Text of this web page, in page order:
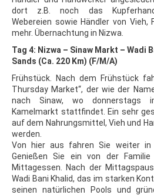
dort z.B. noch das
Webereien sowie Händler von Vieh,
mehr. Übernachtung in Nizwa.
Tag 4: Nizwa – Sinaw Markt – Wadi
Sands (Ca. 220 Km) (F/M/A)
Frühstück. Nach dem Frühstück
Thursday Market“, der wie der
nach Sinaw, wo donnerstags
Kamelmarkt stattfindet. Ein sehr
auf dem Nahrungsmittel, Vieh und
werden.
Von hier aus fahren Sie weiter in
Genießen Sie ein von der
Mittagessen. Nach der
Wadi Bani Khalid, das im starken
seinen natürlichen Pools und